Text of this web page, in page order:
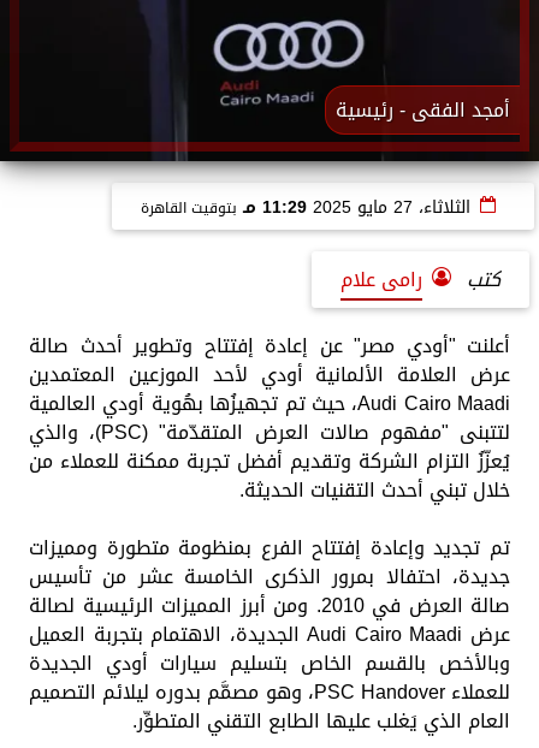
أمجد الفقى - رئيسية
الثلاثاء، 27 مايو 2025 11:29 مـ بتوقيت القاهرة
كتب
رامى علام
أعلنت "أودي مصر" عن إعادة إفتتاح وتطوير أحدث صالة
عرض العلامة الألمانية أودي لأحد الموزعين المعتمدين
Audi Cairo Maadi، حيث تم تجهيزُها بهُوية أودي العالمية
لتتبنى "مفهوم صالات العرض المتقدّمة" (PSC)، والذي
يُعزّزُ التزام الشركة وتقديم أفضل تجربة ممكنة للعملاء من
خلال تبني أحدث التقنيات الحديثة.
تم تجديد وإعادة إفتتاح الفرع بمنظومة متطورة ومميزات
جديدة، احتفالا بمرور الذكرى الخامسة عشر من تأسيس
صالة العرض في 2010. ومن أبرز المميزات الرئيسية لصالة
عرض Audi Cairo Maadi الجديدة، الاهتمام بتجربة العميل
وبالأخص بالقسم الخاص بتسليم سيارات أودي الجديدة
للعملاء PSC Handover، وهو مصمَّم بدوره ليلائم التصميم
العام الذي يَغلب عليها الطابع التقني المتطوِّر.